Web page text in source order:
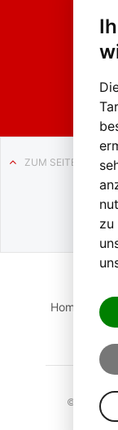
zu
ZUM
Home
© 2023